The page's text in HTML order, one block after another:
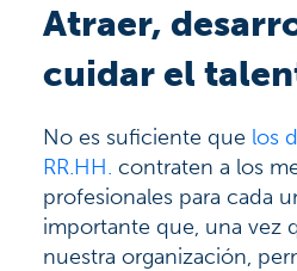
Atraer,
cuidar el
No es suficiente que los
RR.HH. contraten a los
profesionales para cada
importante que, una vez
nuestra organización,